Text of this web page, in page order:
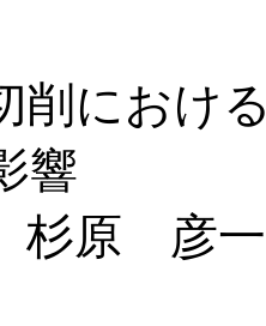
削におけ
響
杉原 彦一